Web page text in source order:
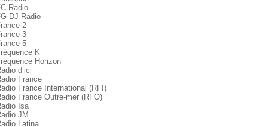
Radio
DJ Radio
2
3
5
K
Horizon
d’ici
France
France International (RFI)
France Outre-mer (RFO)
Isa
JM
Latina